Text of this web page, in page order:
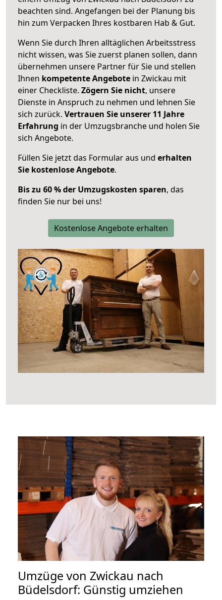
beachten sind. Angefangen bei der Planung bis
hin zum Verpacken Ihres kostbaren Hab & Gut.
Wenn Sie durch Ihren alltäglichen Arbeitsstress
nicht wissen, was Sie zuerst planen sollen, dann
übernehmen unsere Partner für Sie und stellen
Ihnen kompetente Angebote in Zwickau mit
einer Checkliste. Zögern Sie nicht, unsere
Dienste in Anspruch zu nehmen und lehnen Sie
sich zurück. Vertrauen Sie unserer 11 Jahre
Erfahrung in der Umzugsbranche und holen Sie
sich Angebote.
Füllen Sie jetzt das Formular aus und erhalten
Sie kostenlose Angebote.
Bis zu 60 % der Umzugskosten sparen, das
finden Sie nur bei uns!
Kostenlose Angebote erhalten
Umzüge von Zwickau nach
Büdelsdorf: Günstig umziehen